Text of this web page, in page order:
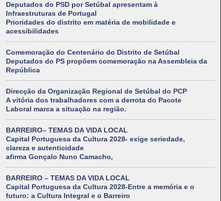
Deputados do PSD por Setúbal apresentam à
Infraestruturas de Portugal
Prioridades do distrito em matéria de mobilidade e
acessibilidades
Comemoração do Centenário do Distrito de Setúbal
Deputados do PS propõem comemoração na Assembleia da
República
Direcção da Organização Regional de Setúbal do PCP
A vitória dos trabalhadores com a derrota do Pacote
Laboral marca a situação na região.
BARREIRO– TEMAS DA VIDA LOCAL
Capital Portuguesa da Cultura 2028- exige seriedade,
clareza e autenticidade
afirma Gonçalo Nuno Camacho,
BARREIRO – TEMAS DA VIDA LOCAL
Capital Portuguesa da Cultura 2028-Entre a memória e o
futuro: a Cultura Integral e o Barreiro